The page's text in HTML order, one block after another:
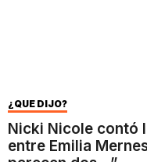
¿QUÉ DIJO?
Nicki Nicole contó
entre Emilia